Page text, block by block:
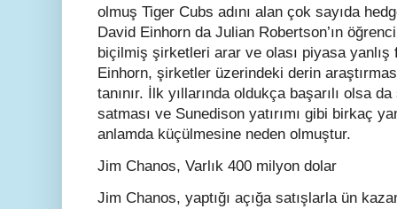
olmuş Tiger Cubs adını alan çok sayıda
David Einhorn da Julian Robertson’ın
biçilmiş şirketleri arar ve olası piyasa yanlış
Einhorn, şirketler üzerindeki derin
tanınır. İlk yıllarında oldukça başarılı olsa da
satması ve Sunedison yatırımı gibi birkaç
anlamda küçülmesine neden olmuştur.
Jim Chanos, Varlık 400 milyon dolar
Jim Chanos, yaptığı açığa satışlarla ün